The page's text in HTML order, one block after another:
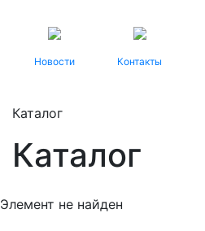
Новости Контакты
Каталог
Каталог
Элемент не найден